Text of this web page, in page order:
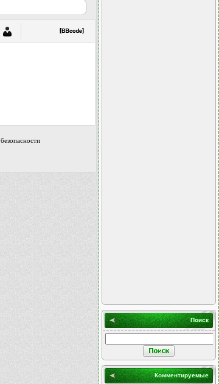
Поиск
Комментируемые